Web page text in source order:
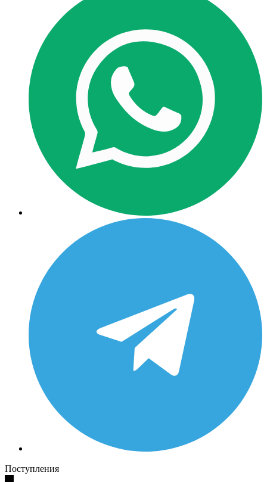
Поступления